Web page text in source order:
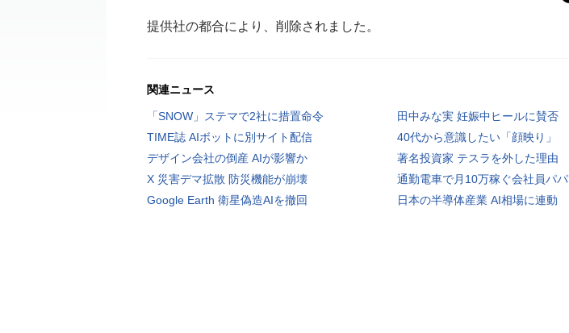
提供社の都合により、削除されました。
関連ニュース
「SNOW」ステマで2社に措置命令
田中みな実 妊娠中ヒールに賛否
TIME誌 AIボットに別サイト配信
40代から意識したい「顔映り」
デザイン会社の倒産 AIが影響か
著名投資家 テスラを外した理由
X 災害デマ拡散 防災機能が崩壊
通勤電車で月10万稼ぐ会社員パパ
Google Earth 衛星偽造AIを撤回
日本の半導体産業 AI相場に連動